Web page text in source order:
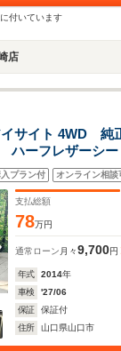
付いています
店
サイト 4WD 純
ーフレザーシ
ト ドラレコ
ルセグTV 禁煙
入プラン付 オンライン相談
支払総額
78万円
通常ローン 月々9,700円
年式 2014年
車検
'27/06
保証
保証付
住所
山口県山口市